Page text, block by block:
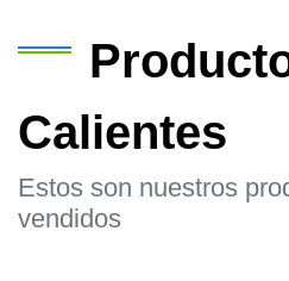
Calientes
Estos son nuestros
vendidos